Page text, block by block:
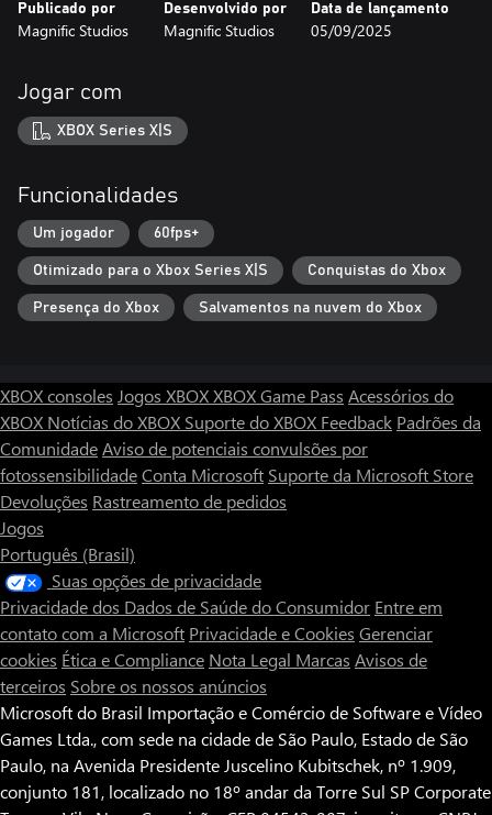
- Belos visuais em Pixel Art
Publicado por
Magnific Studios
Desenvolvido por
Magnific Studios
Data de lançamento
05/09/2025
Jogar com
XBOX Series X|S
Funcionalidades
Um jogador 60fps+
Otimizado para o Xbox Series X|S Conquistas do Xbox
Presença do Xbox Salvamentos na nuvem do Xbox
XBOX consoles Jogos XBOXXBOX Game Pass Acessórios do
XBOX Notícias do XBOX Suporte do XBOX Feedback Padrões da
ComunidadeAviso de potenciais convulsões por
fotossensibilidadeConta Microsoft Suporte da Microsoft Store
Devoluções Rastreamento de pedidos
Jogos
Português (Brasil)
Suas opções de privacidade
Privacidade dos Dados de Saúde do Consumidor Entre em
contato com a Microsoft Privacidade e Cookies Gerenciar
cookies Ética e Compliance Nota Legal Marcas Avisos de
terceiros Sobre os nossos anúncios
Microsoft do Brasil Importação e Comércio de Software e Vídeo
Games Ltda., com sede na cidade de São Paulo, Estado de São
Paulo, na Avenida Presidente Juscelino Kubitschek, nº 1.909,
conjunto 181, localizado no 18º andar da Torre Sul SP Corporate